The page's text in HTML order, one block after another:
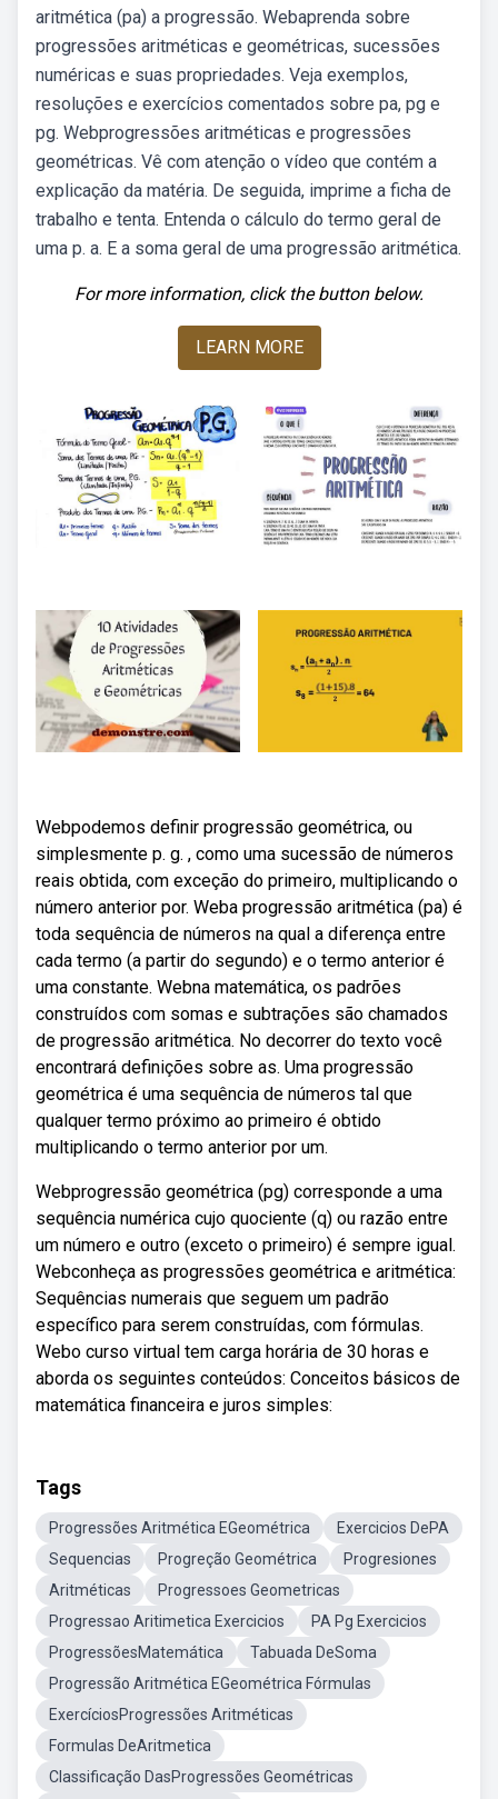
aritmética (pa) a progressão. Webaprenda sobre
progressões aritméticas e geométricas, sucessões
numéricas e suas propriedades. Veja exemplos,
resoluções e exercícios comentados sobre pa, pg e
pg. Webprogressões aritméticas e progressões
geométricas. Vê com atenção o vídeo que contém a
explicação da matéria. De seguida, imprime a ficha de
trabalho e tenta. Entenda o cálculo do termo geral de
uma p. a. E a soma geral de uma progressão aritmética.
For more information, click the button below.
LEARN MORE
Webpodemos definir progressão geométrica, ou
simplesmente p. g. , como uma sucessão de números
reais obtida, com exceção do primeiro, multiplicando o
número anterior por. Weba progressão aritmética (pa) é
toda sequência de números na qual a diferença entre
cada termo (a partir do segundo) e o termo anterior é
uma constante. Webna matemática, os padrões
construídos com somas e subtrações são chamados
de progressão aritmética. No decorrer do texto você
encontrará definições sobre as. Uma progressão
geométrica é uma sequência de números tal que
qualquer termo próximo ao primeiro é obtido
multiplicando o termo anterior por um.
Webprogressão geométrica (pg) corresponde a uma
sequência numérica cujo quociente (q) ou razão entre
um número e outro (exceto o primeiro) é sempre igual.
Webconheça as progressões geométrica e aritmética:
Sequências numerais que seguem um padrão
específico para serem construídas, com fórmulas.
Webo curso virtual tem carga horária de 30 horas e
aborda os seguintes conteúdos: Conceitos básicos de
matemática financeira e juros simples:
Tags
Progressões Aritmética EGeométrica
Exercicios DePA
Sequencias
Progreção Geométrica
Progresiones
Aritméticas
Progressoes Geometricas
Progressao Aritimetica Exercicios
PA Pg Exercicios
ProgressõesMatemática
Tabuada DeSoma
Progressão Aritmética EGeométrica Fórmulas
ExercíciosProgressões Aritméticas
Formulas DeAritmetica
Classificação DasProgressões Geométricas